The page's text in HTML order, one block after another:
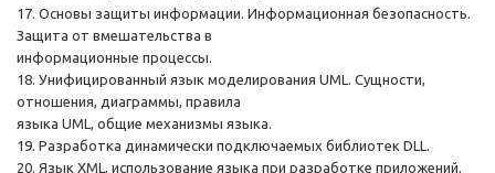
17. Основы защиты информации. Информационная безопасность.
Защита от вмешательства в
информационные процессы.
18. Унифицированный язык моделирования UML. Сущности,
отношения, диаграммы, правила
языка UML, общие механизмы языка.
19. Разработка динамически подключаемых библиотек DLL.
20. Язык XML, использование языка при разработке приложений.